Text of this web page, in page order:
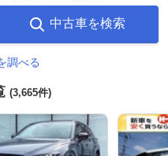
中古車を検索
調べる
(3,665件)